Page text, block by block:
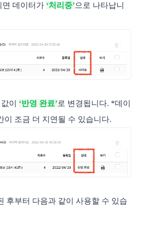
면 데이터가 ‘처리중’으로 나타납니
이 ‘반영 완료’로 변경됩니다. *데이
이 조금 더 지연될 수 있습니다.
후부터 다음과 같이 사용할 수 있습